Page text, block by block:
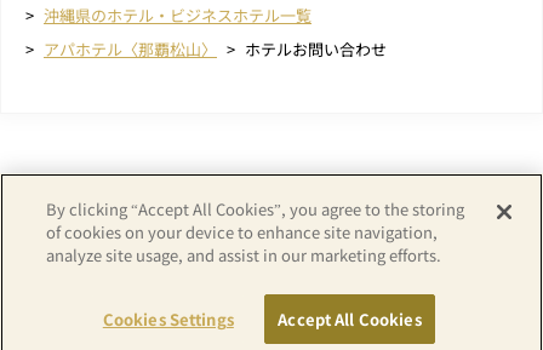
沖縄県のホテル・ビジネスホテル一覧
アパホテル〈那覇松山〉
ホテルお問い合わせ
Copyright© APA GROUP, ALL RIGHTS RESERVED.
By clicking “Accept All Cookies”, you agree to the storing
of cookies on your device to enhance site navigation,
analyze site usage, and assist in our marketing efforts.
Cookies Settings Accept All Cookies